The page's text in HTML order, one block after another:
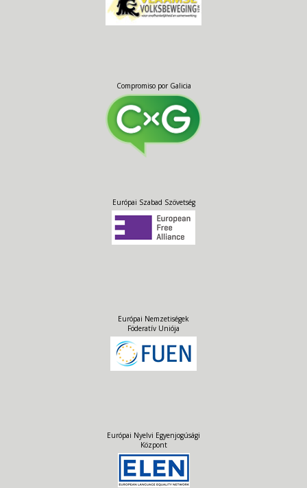
Compromiso por Galicia
Európai Szabad Szövetség
Európai Nemzetiségek
Föderatív Uniója
Európai Nyelvi Egyenjogúsági
Központ